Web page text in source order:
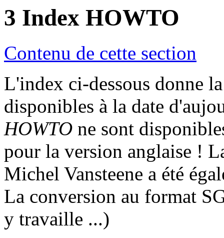
3 Index HOWTO
Contenu de cette section
L'index ci-dessous donne
disponibles à la date
HOWTO ne sont
pour la version anglaise !
Michel Vansteene a été
La conversion au format
y travaille ...)